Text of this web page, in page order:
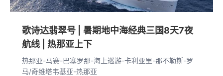
歌诗达翡翠号 | 暑期地中海经典三国8天7夜
航线 | 热那亚上下
热那亚-马赛-巴塞罗那-海上巡游-卡利亚里-那不勒斯-罗
马/奇维塔韦基亚-热那亚